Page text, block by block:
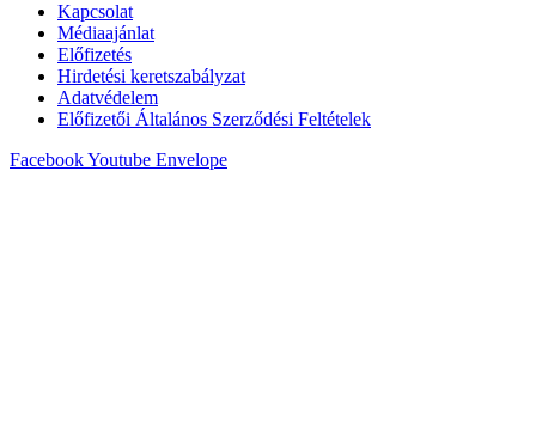
Kapcsolat
Médiaajánlat
Előfizetés
Hirdetési keretszabályzat
Adatvédelem
Előfizetői Általános Szerződési Feltételek
FacebookYoutube Envelope